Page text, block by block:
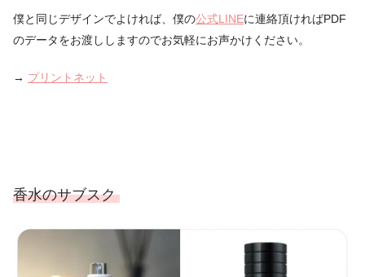
僕と同じデザインでよければ、僕の公式LINEに連絡頂ければPDF
のデータをお渡ししますのでお気軽にお声かけください。
→ プリントネット
香水のサブスク